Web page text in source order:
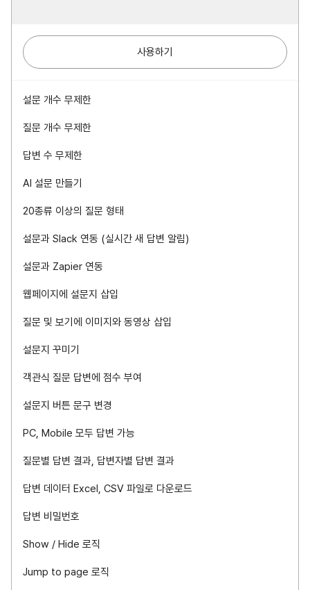
사용하기
설문 개수 무제한
질문 개수 무제한
답변 수 무제한
AI 설문 만들기
20종류 이상의 질문 형태
설문과 Slack 연동 (실시간 새 답변 알림)
설문과 Zapier 연동
웹페이지에 설문지 삽입
질문 및 보기에 이미지와 동영상 삽입
설문지 꾸미기
객관식 질문 답변에 점수 부여
설문지 버튼 문구 변경
PC, Mobile 모두 답변 가능
질문별 답변 결과, 답변자별 답변 결과
답변 데이터 Excel, CSV 파일로 다운로드
답변 비밀번호
Show / Hide 로직
Jump to page 로직